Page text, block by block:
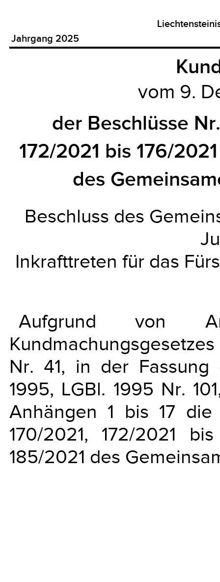
Jahrgang 2025
vom 9.
der Beschlüsse
172/2021 bis 176/
des
Beschluss des
Inkrafttreten für das
Aufgrund
Nr. 41, in der
1995, LGBl. 1995 Nr.
Anhängen 1 bis 17 die
170/2021, 172/2021
185/2021 des